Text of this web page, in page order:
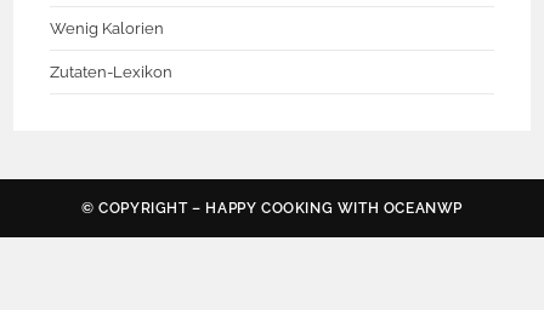
Wenig Kalorien
Zutaten-Lexikon
© COPYRIGHT – HAPPY COOKING WITH OCEANWP